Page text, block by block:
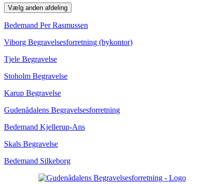
Vælg anden afdeling
Bedemand Per Rasmussen
Viborg Begravelsesforretning (bykontor)
Tjele Begravelse
Stoholm Begravelse
Karup Begravelse
Gudenådalens Begravelsesforretning
Bedemand Kjellerup-Ans
Skals Begravelse
Bedemand Silkeborg